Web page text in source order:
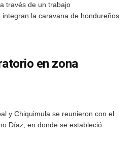
través de un trabajo
la caravana de hondureños
en zona
y Chiquimula se reunieron con el
Díaz, en donde se estableció